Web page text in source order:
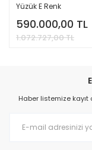
Yüzük E Renk
590.000,00 TL
1.072.727,00 TL
Haber listemize